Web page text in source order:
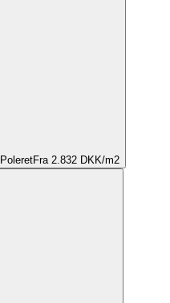
PoleretFra 2.832 DKK/m2